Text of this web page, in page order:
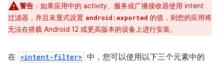
警告 ：如果应用中的 activity、服务或广播接收器使用 intent
过滤器，并且未显式设置 android:exported 的值，则您的应用将
无法在搭载 Android 12 或更高版本的设备上进行安装。
在 <intent-filter> 中，您可以使用以下三个元素中的